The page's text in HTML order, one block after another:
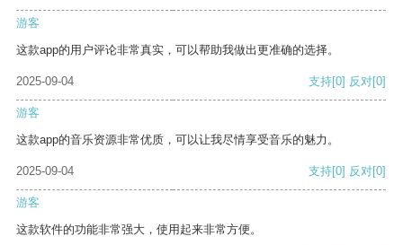
游客
这款app的用户评论非常真实，可以帮助我做出更准确的选择。
2025-09-04 支持[0] 反对[0]
游客
这款app的音乐资源非常优质，可以让我尽情享受音乐的魅力。
2025-09-04 支持[0] 反对[0]
游客
这款软件的功能非常强大，使用起来非常方便。